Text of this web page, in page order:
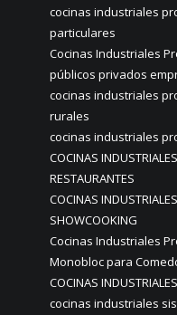
cocinas industriales
particulares
Cocinas Industriales
públicos privados
cocinas industriales
rurales
cocinas industriales
COCINAS
RESTAURANTES
COCINAS
SHOWCOOKING
Cocinas Industriales
Monobloc para
COCINAS
cocinas industriales